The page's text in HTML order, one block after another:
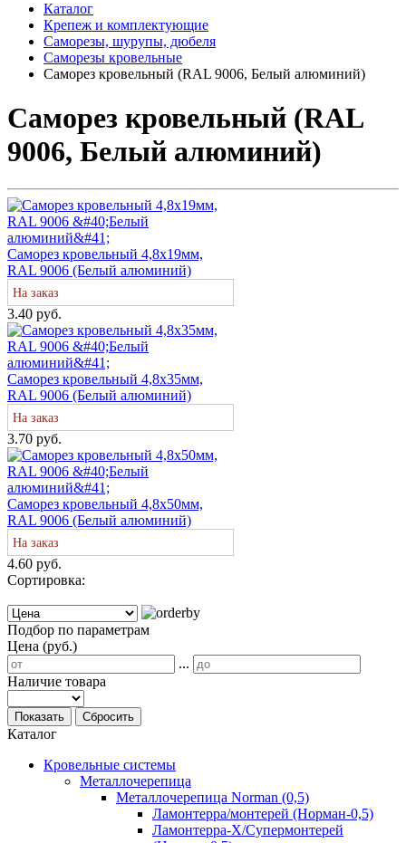
Каталог
Крепеж и комплектующие
Саморезы, шурупы, дюбеля
Саморезы кровельные
Саморез кровельный (RAL 9006, Белый алюминий)
Саморез кровельный (RAL
9006, Белый алюминий)
Саморез кровельный 4,8х19мм,
RAL 9006 (Белый алюминий)
На заказ
3.40 руб.
Саморез кровельный 4,8х35мм,
RAL 9006 (Белый алюминий)
На заказ
3.70 руб.
Саморез кровельный 4,8х50мм,
RAL 9006 (Белый алюминий)
На заказ
4.60 руб.
Сортировка:
Подбор по параметрам
Цена (руб.)
...
Наличие товара
Показать Сбросить
Каталог
Кровельные системы
Металлочерепица
Металлочерепица Norman (0,5)
Ламонтерра/монтерей (Норман-0,5)
Ламонтерра-Х/Супермонтерей